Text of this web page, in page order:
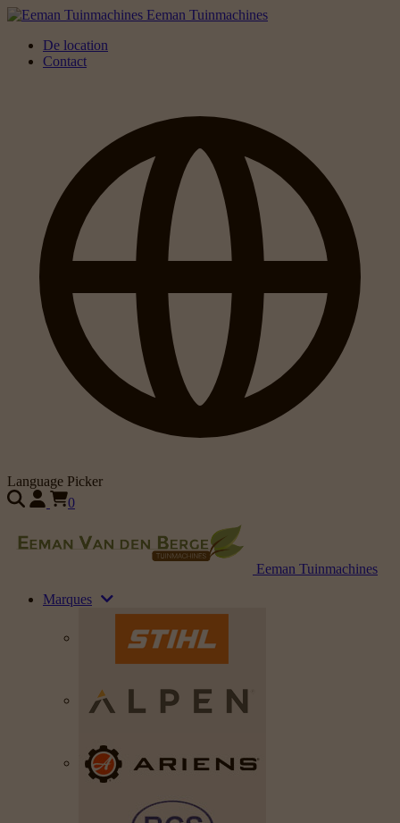
Eeman Tuinmachines
De location
Contact
Language Picker
0
Eeman Tuinmachines
Marques